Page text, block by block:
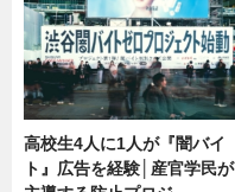
高校生4人に1人が『闇バイ
ト』広告を経験│産官学民が